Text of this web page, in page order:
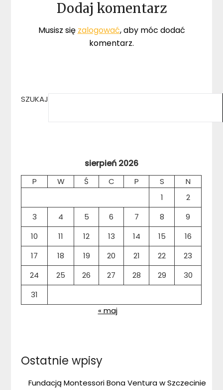
Dodaj komentarz
Musisz się zalogować, aby móc dodać
komentarz.
SZUKAJ
sierpień 2026
P W Ś C P S
N
1
2
3
4 5 6 7 8
9
10
11 12 13 14 15
16
17
18 19 20 21 22
23
24
25 26 27 28 29
30
31
« maj
Ostatnie wpisy
Fundacją Montessori Bona Ventura w Szczecinie